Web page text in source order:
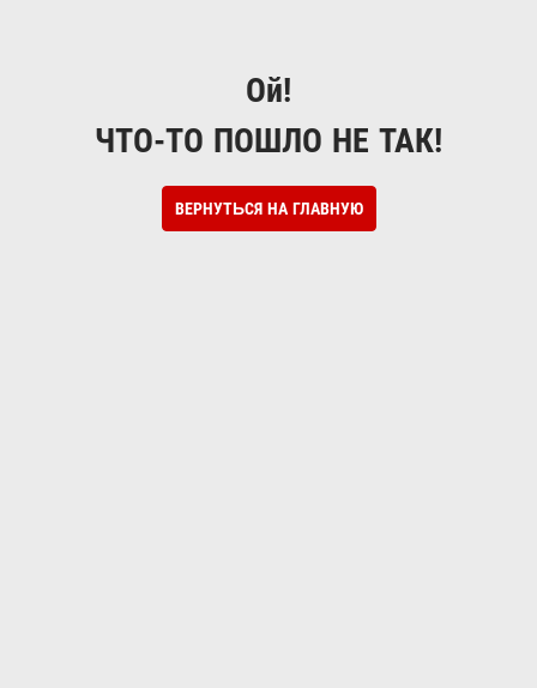
Ой!
ЧТО-ТО ПОШЛО НЕ ТАК!
ВЕРНУТЬСЯ НА ГЛАВНУЮ